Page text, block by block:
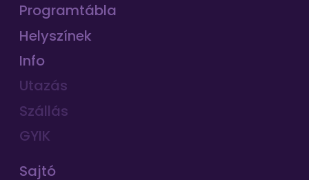
Programtábla
Helyszínek
Info
Utazás
Szállás
GYIK
Sajtó